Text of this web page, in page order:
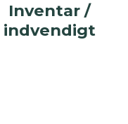
Inventar /
indvendigt